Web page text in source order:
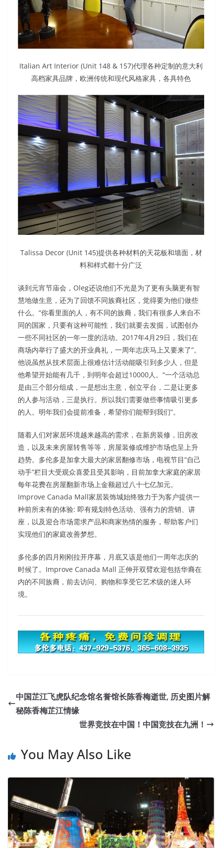
Italian Art Interior (Unit 148 & 157)代理各种定制的意大利
高档家具品牌，欧洲传统和现代风格家具，各具特色
Talissa Decor (Unit 145)提供各种材料的天花板和墙面，材
料和样式都十分广泛
谈到元宵节庙会，Oleg还说他们不光是为了更有头脑更有智
慧地做生意，还为了回馈不同族裔社区，觉得要为他们做些
什么。“你看里面的人，有不同的族裔，我们有很多人来自不
同的国家，只要有这种可能性，我们就要去发掘，试图创办
一些不同社区的一年一度的活动。2017年4月29日，我们在
商场内举行了盛大的开业典礼，一周年志庆马上又要来了”。
他说虽然从技术层面上很难估计活动能吸引到多少人，但是
他希望开始能有几千，到明年会超过10000人。“一个活动总
是由三个部分组成，一是想出主意，创立平台，二是让更多
的人参与活动，三是执行。所以我们需要做些事情吸引更多
的人。明年我们会提前准备，希望你们能帮到我们”。
随着人们对家居环境越来越高的需求，在新房装修，旧房改
造，以及未来房屋转售等等，房屋装修或维护市场也呈上升
趋势。多伦多是加拿大最大的家居翻修市场，电视节目“自己
动手”栏目大受观众喜爱且受其影响，目前加拿大家庭的家居
每年花费在房屋翻新市场上金额超过八十七亿加元。
Improve Canada Mall家居装饰城始终致力于为客户提供一
种前所未有的体验: 即有规划特色活动、强有力的营销、讲
座，以及迎合市场需求产品和商家热情的服务，帮助客户们
实现他们的家庭改善梦想。
多伦多的四月刚刚拉开序幕，月底又该是他们一周年志庆的
时候了。Improve Canada Mall 正伸开双臂欢迎包括华裔在
内的不同族裔，前去访问、购物和享受它艺术级的迷人环
境。
中国芷江飞虎队纪念馆名誉馆长陈香梅逝世, 历史图片解
秘陈香梅芷江情缘
世界竞技在中国！中国竞技在九洲！
You May Also Like